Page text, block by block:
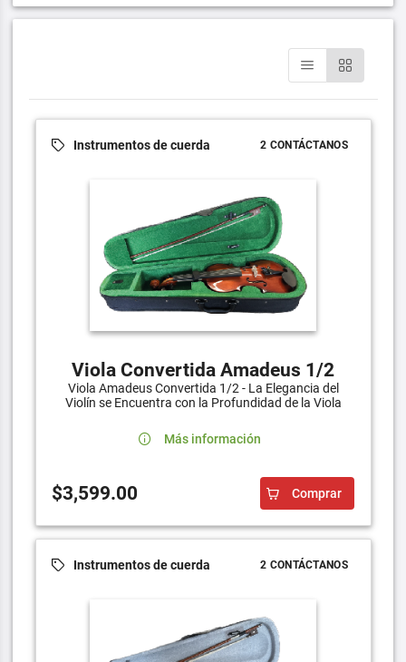
Instrumentos de cuerda 2 CONTÁCTANOS
Viola Convertida Amadeus 1/2
Viola Amadeus Convertida 1/2 - La Elegancia del
Violín se Encuentra con la Profundidad de la Viola
Más información
$3,599.00 Comprar
Instrumentos de cuerda 2 CONTÁCTANOS